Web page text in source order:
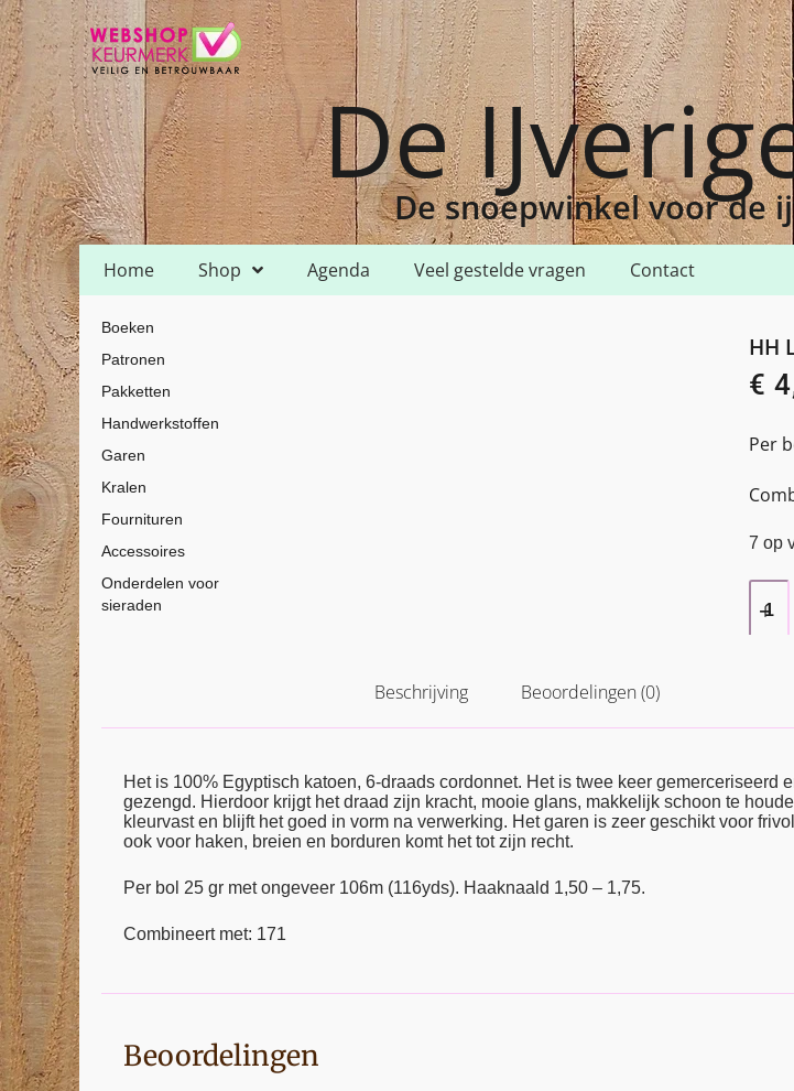
De
De snoepwinkel voor de
Home Shop Agenda Veel gestelde vragen Contact
Boeken
Patronen
Pakketten
Handwerkstoffen
Garen
Kralen
Fournituren
Accessoires
Onderdelen voor
sieraden
HH
€
Per
7 op
Beschrijving Beoordelingen (0)
Het is 100% Egyptisch katoen, 6-draads cordonnet. Het is twee keer gemerceriseerd
gezengd. Hierdoor krijgt het draad zijn kracht, mooie glans, makkelijk schoon te
kleurvast en blijft het goed in vorm na verwerking. Het garen is zeer geschikt voor
ook voor haken, breien en borduren komt het tot zijn recht.
Per bol 25 gr met ongeveer 106m (116yds). Haaknaald 1,50 – 1,75.
Combineert met: 171
Beoordelingen